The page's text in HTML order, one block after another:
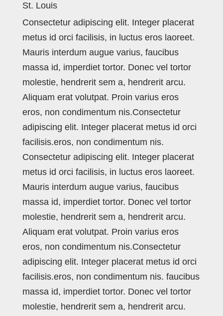
St. Louis
Consectetur adipiscing elit. Integer placerat
metus id orci facilisis, in luctus eros laoreet.
Mauris interdum augue varius, faucibus
massa id, imperdiet tortor. Donec vel tortor
molestie, hendrerit sem a, hendrerit arcu.
Aliquam erat volutpat. Proin varius eros
eros, non condimentum nis.Consectetur
adipiscing elit. Integer placerat metus id orci
facilisis.eros, non condimentum nis.
Consectetur adipiscing elit. Integer placerat
metus id orci facilisis, in luctus eros laoreet.
Mauris interdum augue varius, faucibus
massa id, imperdiet tortor. Donec vel tortor
molestie, hendrerit sem a, hendrerit arcu.
Aliquam erat volutpat. Proin varius eros
eros, non condimentum nis.Consectetur
adipiscing elit. Integer placerat metus id orci
facilisis.eros, non condimentum nis. faucibus
massa id, imperdiet tortor. Donec vel tortor
molestie, hendrerit sem a, hendrerit arcu.